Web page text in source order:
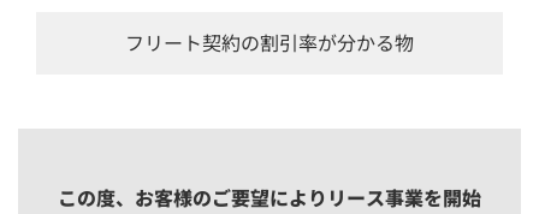
フリート契約の割引率が分かる物
この度、お客様のご要望によりリース事業を開始